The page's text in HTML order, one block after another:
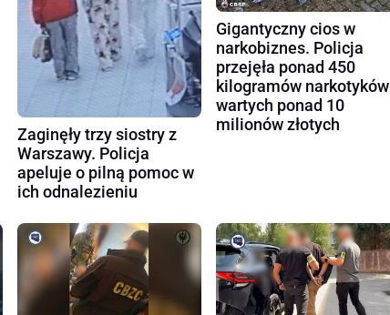
Zaginęły trzy siostry z
Warszawy. Policja
apeluje o pilną pomoc w
ich odnalezieniu
Gigantyczny cios w
narkobiznes. Policja
przejęła ponad 450
kilogramów narkotyków
wartych ponad 10
milionów złotych